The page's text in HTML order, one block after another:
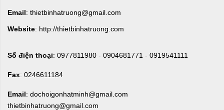
Email: thietbinhatruong@gmail.com
Website: http://thietbinhatruong.com
Số điện thoại: 0977811980 - 0904681771 - 0919541111
Fax: 0246611184
Email: dochoigonhatminh@gmail.com
thietbinhatruong@gmail.com